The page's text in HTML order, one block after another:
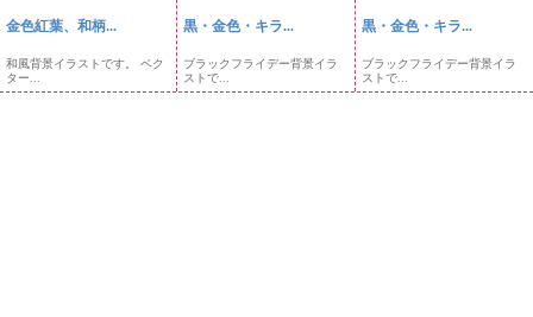
金色紅葉、和柄...
和風背景イラストです。 ベク
ター...
黒・金色・キラ...
ブラックフライデー背景イラ
ストで...
黒・金色・キラ...
ブラックフライデー背景イラ
ストで...